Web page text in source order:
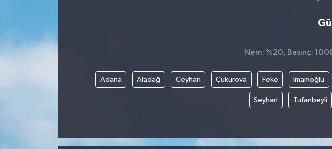
Nem: %20, Basınç:
Adana Aladağ Ceyhan Çukurova Feke İmamoğlu
Seyhan Tufanbeyli
RÖPORTAJLAR